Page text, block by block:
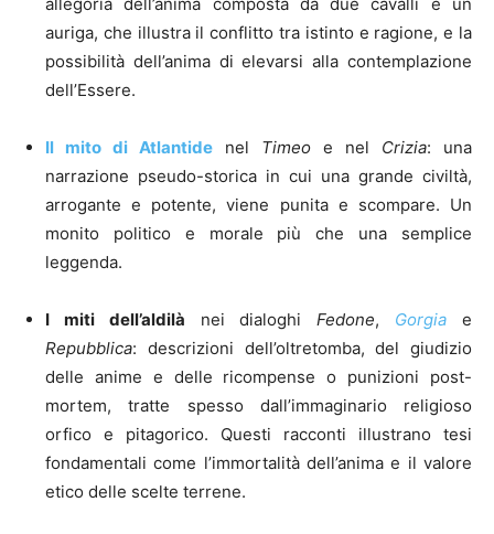
auriga, che illustra il conflitto tra istinto e ragione, e la
possibilità dell’anima di elevarsi alla contemplazione
dell’Essere.
Il mito di Atlantide nel Timeo e nel Crizia: una
narrazione pseudo-storica in cui una grande civiltà,
arrogante e potente, viene punita e scompare. Un
monito politico e morale più che una semplice
leggenda.
I miti dell’aldilà nei dialoghiFedone, Gorgia e
Repubblica: descrizioni dell’oltretomba, del giudizio
delle anime e delle ricompense o punizioni post-
mortem, tratte spesso dall’immaginario religioso
orfico e pitagorico. Questi racconti illustrano tesi
fondamentali come l’immortalità dell’anima e il valore
etico delle scelte terrene.